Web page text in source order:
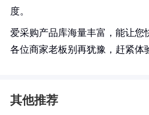
度。
爱采购产品库海量丰富，能让您
各位商家老板别再犹豫，赶紧体
其他推荐